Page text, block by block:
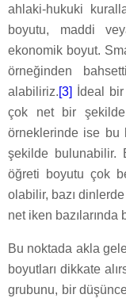
ahlaki-hukuki
boyutu, maddi
ekonomik boyut.
örneğinden
alabiliriz.[3]
İdeal
çok net bir
örneklerinde ise bu
şekilde bulunabilir.
öğreti boyutu çok
olabilir, bazı
net iken bazılarında
Bu noktada akla
boyutları dikkate
grubunu, bir